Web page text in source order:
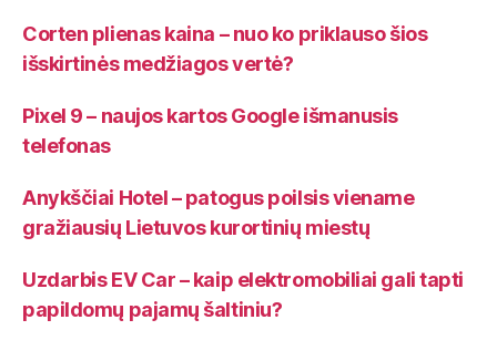
Corten plienas kaina – nuo ko priklauso šios
išskirtinės medžiagos vertė?
Pixel 9 – naujos kartos Google išmanusis
telefonas
Anykščiai Hotel – patogus poilsis viename
gražiausių Lietuvos kurortinių miestų
Uzdarbis EV Car – kaip elektromobiliai gali tapti
papildomų pajamų šaltiniu?